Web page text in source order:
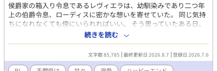
侯爵家の箱入り令息であるレヴィエラは、幼馴染みであり二つ年
上の伯爵令息、ローディスに密かな想いを寄せていた。 同じ気持
ちになれなくても傍にいられればいい。 そう思っていたある日、
まさかのローディスからプロポーズされ、レヴィエラは一も二も
なく頷いた。 晴れて迎えた結婚式。これからは正式にローディス
と一緒にいられると幸せな気持ちで伯爵家に赴いたレヴィエラ
は、ローディスの恋人と名乗る者に追い出され、敷地の隅にある
小屋に押し込まれる。 悲しみを抱きながらも、持ち前の明るさと
続きを読む
文字数 85,785 最終更新日 2026.8.7 登録日 2026.7.6